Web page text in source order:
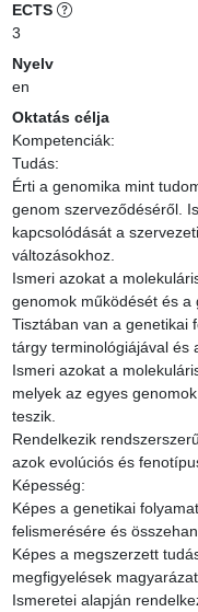
ECTS
3
Nyelv
en
Oktatás célja
Kompetenciák:
Tudás:
Érti a genomika mint
genom szerveződéséről.
kapcsolódását a
változásokhoz.
Ismeri azokat a
genomok működését és a
Tisztában van a genetikai
tárgy terminológiájával és
Ismeri azokat a
melyek az egyes
teszik.
Rendelkezik
azok evolúciós és
Képesség:
Képes a genetikai
felismerésére és
Képes a megszerzett
megfigyelések
Ismeretei alapján